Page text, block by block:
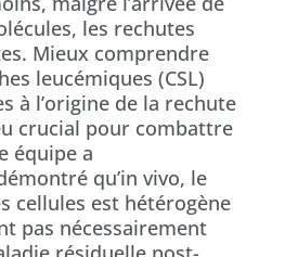
les rechutes
Mieux comprendre
leucémiques (CSL)
à l’origine de la rechute
crucial pour combattre
équipe a
qu’in vivo, le
cellules est hétérogène
pas nécessairement